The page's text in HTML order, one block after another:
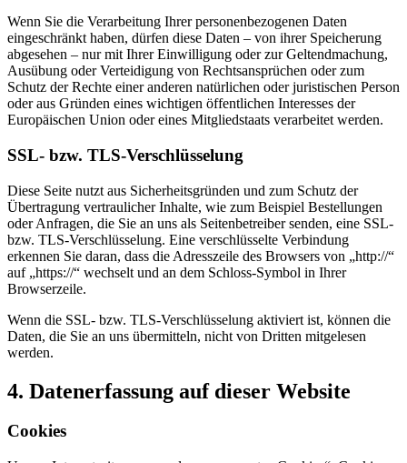
Wenn Sie die Verarbeitung Ihrer personenbezogenen Daten
eingeschränkt haben, dürfen diese Daten – von ihrer Speicherung
abgesehen – nur mit Ihrer Einwilligung oder zur Geltendmachung,
Ausübung oder Verteidigung von Rechtsansprüchen oder zum
Schutz der Rechte einer anderen natürlichen oder juristischen Person
oder aus Gründen eines wichtigen öffentlichen Interesses der
Europäischen Union oder eines Mitgliedstaats verarbeitet werden.
SSL- bzw. TLS-Verschlüsselung
Diese Seite nutzt aus Sicherheitsgründen und zum Schutz der
Übertragung vertraulicher Inhalte, wie zum Beispiel Bestellungen
oder Anfragen, die Sie an uns als Seitenbetreiber senden, eine SSL-
bzw. TLS-Verschlüsselung. Eine verschlüsselte Verbindung
erkennen Sie daran, dass die Adresszeile des Browsers von „http://“
auf „https://“ wechselt und an dem Schloss-Symbol in Ihrer
Browserzeile.
Wenn die SSL- bzw. TLS-Verschlüsselung aktiviert ist, können die
Daten, die Sie an uns übermitteln, nicht von Dritten mitgelesen
werden.
4. Datenerfassung auf dieser Website
Cookies